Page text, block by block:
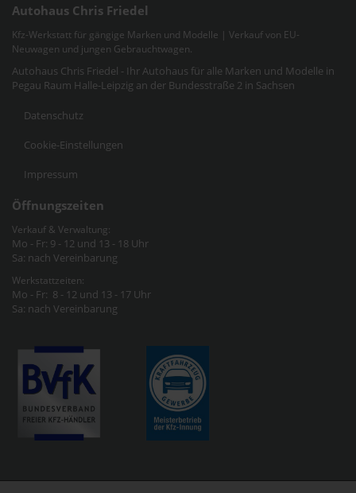
Autohaus Chris Friedel
Kfz-Werkstatt für gängige Marken und Modelle | Verkauf von EU-
Neuwagen und jungen Gebrauchtwagen.
Autohaus Chris Friedel - Ihr Autohaus für alle Marken und Modelle in
Pegau Raum Halle-Leipzig an der Bundesstraße 2 in Sachsen
Datenschutz
Cookie-Einstellungen
Impressum
Öffnungszeiten
Verkauf & Verwaltung:
Mo - Fr: 9 - 12 und 13 - 18 Uhr
Sa: nach Vereinbarung
Werkstattzeiten:
Mo - Fr: 8 - 12 und 13 - 17 Uhr
Sa: nach Vereinbarung